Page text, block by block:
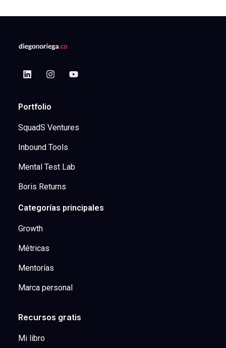
Portfolio
SquadS Ventures
Inbound Tools
Mental Test Lab
Boris Returns
Categorías principales
Growth
Métricas
Mentorías
Marca personal
Recursos gratis
Mi libro